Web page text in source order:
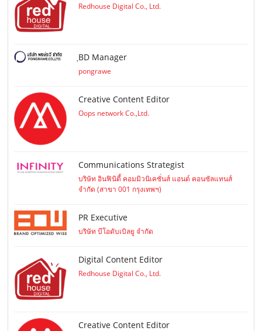
Redhouse Digital Co., Ltd.
ฺBD Manager
pongrawe
Creative Content Editor
Oops network Co.,Ltd.
Communications Strategist
บริษัท อินฟินิตี้ คอมมิวนิเคชั่นส์ แอนด์ คอนซัลแทนส์
จำกัด (สาขา 001 กรุงเทพฯ)
PR Executive
บริษัท บีโอดับเบิลยู จำกัด
Digital Content Editor
Redhouse Digital Co., Ltd.
Creative Content Editor